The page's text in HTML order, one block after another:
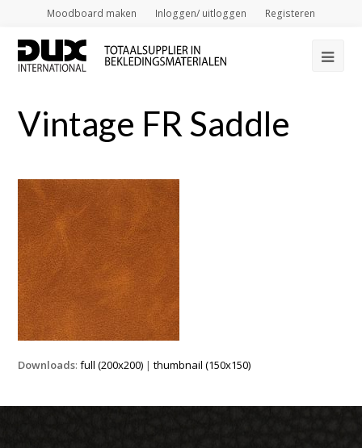
Moodboard maken Inloggen/ uitloggen Registeren
Vintage FR Saddle
Downloads:full (200x200) |thumbnail (150x150)